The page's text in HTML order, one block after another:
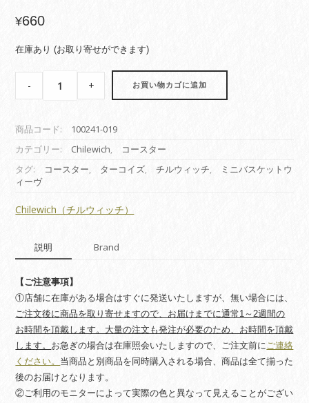
¥660
在庫あり (お取り寄せができます)
チ
ッ
チ
(コ
ー
タ
ス
ケ
ッ
ト
ウ
ィ
ー
ヴ
タ
- + お買い物カゴに追加
商品コード:
100241-019
カテゴリー:
Chilewich,
コースター
タグ:
コースター, ターコイズ, チルウィッチ,
ミニバスケットウ
ィーヴ
Chilewich（チルウィッチ）
説明 Brand
【ご注意事項】
①店舗に在庫がある場合はすぐに発送いたしますが、無い場合には、
ご注文後に商品を取り寄せますので、お届けまでに通常1～2週間の
お時間を頂戴します。大量の注文も発注が必要のため、お時間を頂戴
します。 お急ぎの場合は在庫照会いたしますので、ご注文前にご連絡
ください。 当商品と別商品を同時購入される場合、商品は全て揃った
後のお届けとなります。
②ご利用のモニターによって実際の色と異なって見えることがござい